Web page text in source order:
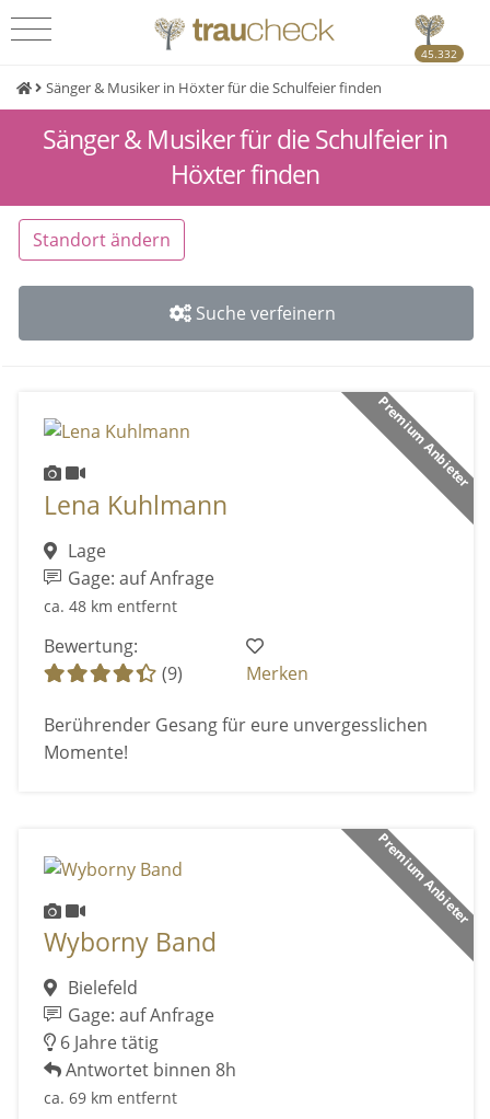
45.332
Sänger & Musiker in Höxter für die Schulfeier finden
Sänger & Musiker für die Schulfeier in
Höxter finden
Standort ändern
Suche verfeinern
Premium Anbieter
Lena Kuhlmann
Lage
Gage: auf Anfrage
ca. 48 km entfernt
Bewertung:
(9)
Merken
Berührender Gesang für eure unvergesslichen
Momente!
Premium Anbieter
Wyborny Band
Bielefeld
Gage: auf Anfrage
6 Jahre tätig
Antwortet binnen 8h
ca. 69 km entfernt